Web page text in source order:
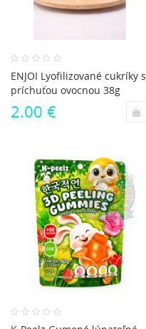
ENJOI Lyofilizované cukríky s
príchuťou ovocnou 38g
2.00 €